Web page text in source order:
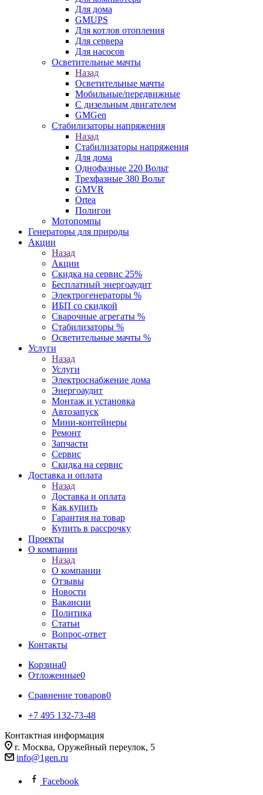
Для дома
GMUPS
Для котлов отопления
Для сервера
Для насосов
Осветительные мачты
Назад
Осветительные мачты
Мобильные/передвижные
С дизельным двигателем
GMGen
Стабилизаторы напряжения
Назад
Стабилизаторы напряжения
Для дома
Однофазные 220 Вольт
Трехфазные 380 Вольт
GMVR
Ortea
Полигон
Мотопомпы
Генераторы для природы
Акции
Назад
Акции
Скидка на сервис 25%
Бесплатный энергоаудит
Электрогенераторы %
ИБП со скидкой
Сварочные агрегаты %
Стабилизаторы %
Осветительные мачты %
Услуги
Назад
Услуги
Электроснабжение дома
Энергоаудит
Монтаж и установка
Автозапуск
Мини-контейнеры
Ремонт
Запчасти
Сервис
Скидка на сервис
Доставка и оплата
Назад
Доставка и оплата
Как купить
Гарантия на товар
Купить в рассрочку
Проекты
О компании
Назад
О компании
Отзывы
Новости
Вакансии
Политика
Статьи
Вопрос-ответ
Контакты
Корзина0
Отложенные0
Сравнение товаров0
+7 495 132-73-48
Контактная информация
г. Москва, Оружейный переулок, 5
info@1gen.ru
Facebook